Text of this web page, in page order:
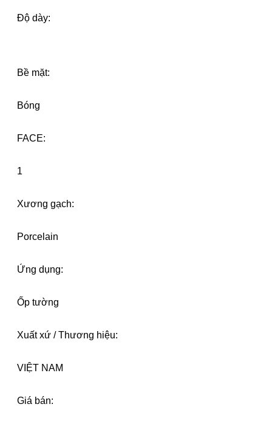
Độ dày:
Bề mặt:
Bóng
FACE:
1
Xương gạch:
Porcelain
Ứng dụng:
Ốp tường
Xuất xứ / Thương hiệu:
VIỆT NAM
Giá bán: